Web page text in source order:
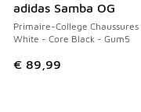
adidas Samba OG
Primaire-College Chaussures
White - Core Black - Gum5
€ 89,99